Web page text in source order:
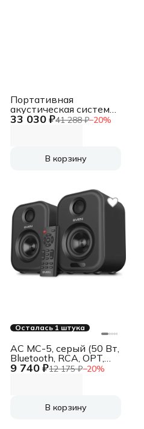
33 030 ₽41 288 ₽−20%
Портативная
акустическая система
XTREME 4 черная
В корзину
Осталась 1 штука
9 740 ₽12 175 ₽−20%
АС MC-5, серый (50 Вт,
Bluetooth, RCA, OPT,
USB, microSD, пульт)
В корзину